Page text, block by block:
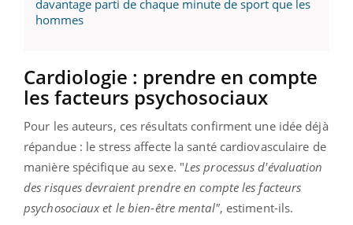
davantage parti de chaque minute de sport que les
hommes
Cardiologie : prendre en compte
les facteurs psychosociaux
Pour les auteurs, ces résultats confirment une idée déjà
répandue : le stress affecte la santé cardiovasculaire de
manière spécifique au sexe. "Les processus d'évaluation
des risques devraient prendre en compte les facteurs
psychosociaux et le bien-être mental", estiment-ils.